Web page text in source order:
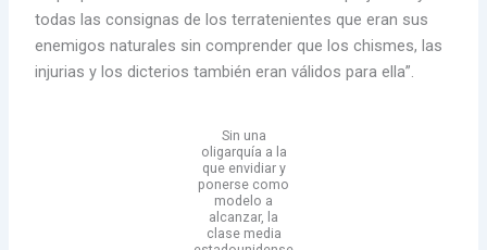
todas las consignas de los terratenientes que eran sus
enemigos naturales sin comprender que los chismes, las
injurias y los dicterios también eran válidos para ella”.
Sin una
oligarquía a la
que envidiar y
ponerse como
modelo a
alcanzar, la
clase media